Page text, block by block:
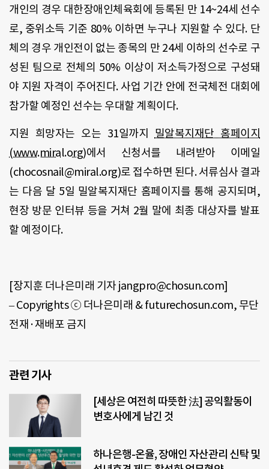
개인의 경우 대한장애인체육회에 등록된 만 14~24세 선수
로, 중위소득 기준 80% 이하면 누구나 지원할 수 있다. 단
체의 경우 개인전이 없는 종목의 만 24세 이하의 선수로 구
성된 팀으로 전체의 50% 이상이 저소득가정으로 구성돼
야 지원 자격이 주어진다. 사업 기간 안에 전국체전 대회에
참가할 예정인 선수는 우대할 계획이다.
지원 희망자는 오는 31일까지 밀알복지재단 홈페이지
(www.miral.org)에서 신청서를 내려받아 이메일
(chocosnail@miral.org)로 접수하면 된다. 서류심사 결과
는 다음 달 5일 밀알복지재단 홈페이지를 통해 공지되며,
현장 방문 인터뷰 등을 거쳐 2월 말에 최종 대상자를 발표
할 예정이다.
[장지훈 더나은미래 기자 jangpro@chosun.com]
– Copyrights ⓒ 더나은미래 & futurechosun.com, 무단
전재·재배포 금지
관련 기사
[세상은 여전히 따뜻한 法] 공익활동이
변호사에게 남긴 것
하나은행-온율, 장애인 자산관리 신탁 및